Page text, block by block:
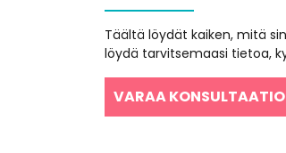
Täältä löydät kaiken, mitä
löydä tarvitsemaasi tietoa,
VARAA KONSULTAATIO